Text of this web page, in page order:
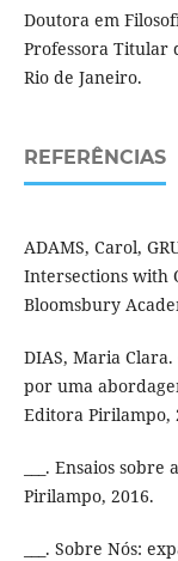
Doutora em
Professora Titular
Rio de Janeiro.
REFERÊNCIAS
ADAMS, Carol,
Intersections with
Bloomsbury
DIAS, Maria
por uma
Editora Pirilampo,
___. Ensaios
Pirilampo, 2016.
___. Sobre Nós: